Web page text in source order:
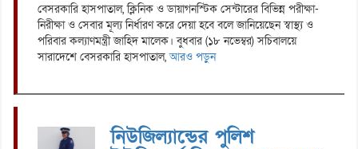
বেসরকারি হাসপাতাল, ক্লিনিক ও ডায়াগনস্টিক সেন্টারের বিভিন্ন পরীক্ষা-
নিরীক্ষা ও সেবার মূল্য নির্ধারণ করে দেয়া হবে বলে জানিয়েছেন স্বাস্থ্য ও
পরিবার কল্যাণমন্ত্রী জাহিদ মালেক। বুধবার (১৮ নভেম্বর) সচিবালয়ে
সারাদেশে বেসরকারি হাসপাতাল,আরও পড়ুন
নিউজিল্যান্ডের পুলিশ